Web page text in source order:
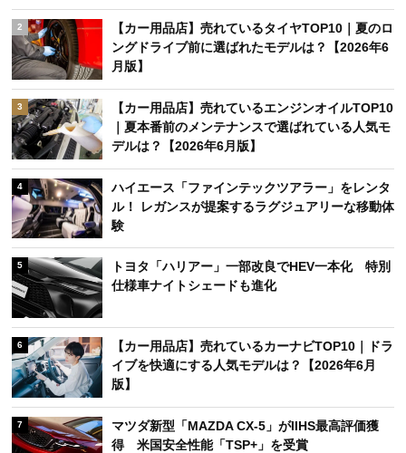
2
【カー用品店】売れているタイヤTOP10｜夏のロ
ングドライブ前に選ばれたモデルは？【2026年6
月版】
3
【カー用品店】売れているエンジンオイルTOP10
｜夏本番前のメンテナンスで選ばれている人気モ
デルは？【2026年6月版】
4
ハイエース「ファインテックツアラー」をレンタ
ル！ レガンスが提案するラグジュアリーな移動体
験
5
トヨタ「ハリアー」一部改良でHEV一本化 特別
仕様車ナイトシェードも進化
6
【カー用品店】売れているカーナビTOP10｜ドラ
イブを快適にする人気モデルは？【2026年6月
版】
7
マツダ新型「MAZDA CX-5」がIIHS最高評価獲
得 米国安全性能「TSP+」を受賞